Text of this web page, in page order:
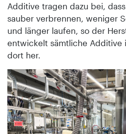
Additive tragen dazu bei,
sauber verbrennen, weniger
und länger laufen, so der
entwickelt sämtliche Additive
dort her.